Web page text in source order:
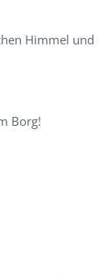
Himmel und
Borg!